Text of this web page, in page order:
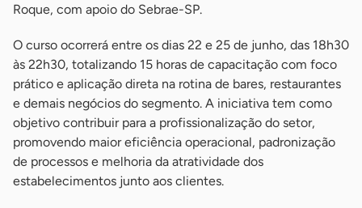
Roque, com apoio do Sebrae-SP.
O curso ocorrerá entre os dias 22 e 25 de junho, das 18h30
às 22h30, totalizando 15 horas de capacitação com foco
prático e aplicação direta na rotina de bares, restaurantes
e demais negócios do segmento. A iniciativa tem como
objetivo contribuir para a profissionalização do setor,
promovendo maior eficiência operacional, padronização
de processos e melhoria da atratividade dos
estabelecimentos junto aos clientes.